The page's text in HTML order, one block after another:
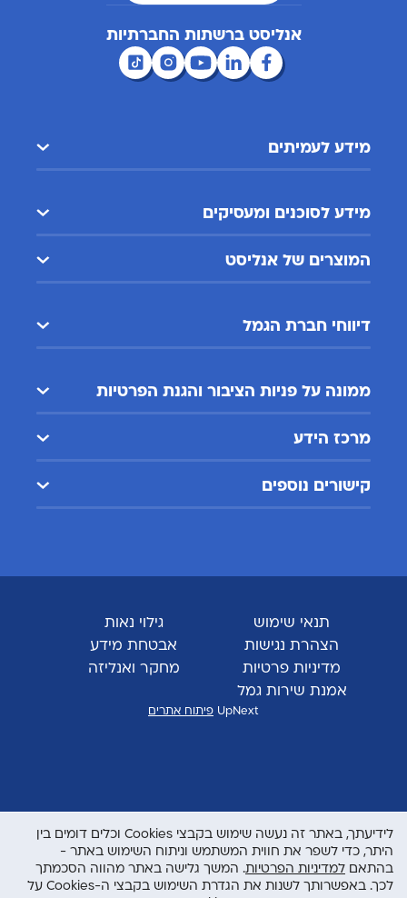
אנליסט ברשתות החברתיות
מידע לעמיתים
מידע לסוכנים ומעסיקים
המוצרים של אנליסט
דיווחי חברת הגמל
ממונה על פניות הציבור והגנת הפרטיות
מרכז הידע
קישורים נוספים
תנאי שימוש
גילוי נאות
הצהרת נגישות
אבטחת מידע
מדיניות פרטיות
מחקר ואנליזה
אמנת שירות גמל
UpNext פיתוח אתרים
לידיעתך, באתר זה נעשה שימוש בקבצי Cookies וכלים דומים בין
היתר, כדי לשפר את חווית המשתמש וניתוח השימוש באתר -
בהתאם למדיניות הפרטיות. המשך גלישה באתר מהווה הסכמתך
לכך. באפשרותך לשנות את הגדרת השימוש בקבצי ה-Cookies על